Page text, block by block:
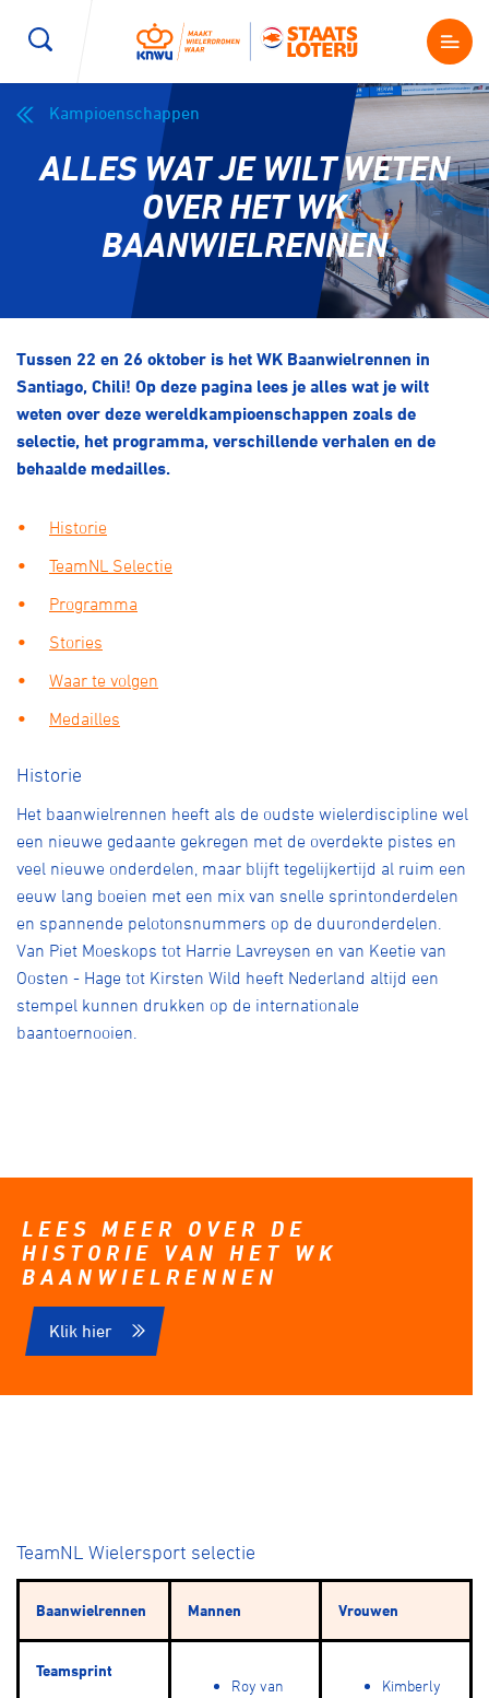
Kenniscentrum
Magazine
Shop
Producten en diensten
Contact
Lid worden
Kampioenschappen
ALLES WAT JE WILT WETEN
OVER HET WK
BAANWIELRENNEN
Tussen 22 en 26 oktober is het WK Baanwielrennen in
Santiago, Chili! Op deze pagina lees je alles wat je wilt
weten over deze wereldkampioenschappen zoals de
selectie, het programma, verschillende verhalen en de
behaalde medailles.
Historie
TeamNL Selectie
Programma
Stories
Waar te volgen
Medailles
Historie
Het baanwielrennen heeft als de oudste wielerdiscipline wel
een nieuwe gedaante gekregen met de overdekte pistes en
veel nieuwe onderdelen, maar blijft tegelijkertijd al ruim een
eeuw lang boeien met een mix van snelle sprintonderdelen
en spannende pelotonsnummers op de duuronderdelen.
Van Piet Moeskops tot Harrie Lavreysen en van Keetie van
Oosten - Hage tot Kirsten Wild heeft Nederland altijd een
stempel kunnen drukken op de internationale
baantoernooien.
LEES MEER OVER DE
HISTORIE VAN HET WK
BAANWIELRENNEN
Klik hier
TeamNL Wielersport selectie
Baanwielrennen Mannen Vrouwen
Teamsprint
Roy van
Kimberly
Wegwielrennen Mountainbiken
E-Racing
Kunstwielrijden ID-Cycling
BMX freestyle Gravel
Veldrijden